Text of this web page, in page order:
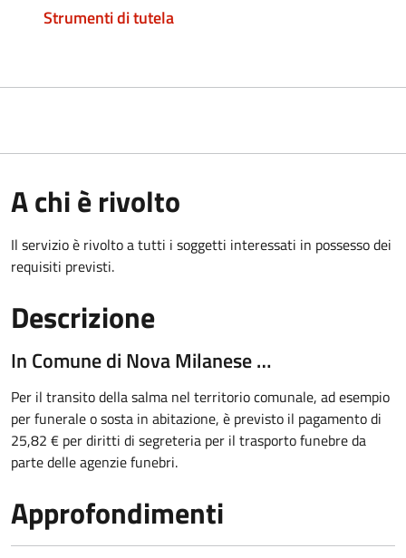
Strumenti di tutela
A chi è rivolto
Il servizio è rivolto a tutti i soggetti interessati in possesso dei
requisiti previsti.
Descrizione
In Comune di Nova Milanese …
Per il transito della salma nel territorio comunale, ad esempio
per funerale o sosta in abitazione, è previsto il pagamento di
25,82 € per diritti di segreteria per il trasporto funebre da
parte delle agenzie funebri.
Approfondimenti